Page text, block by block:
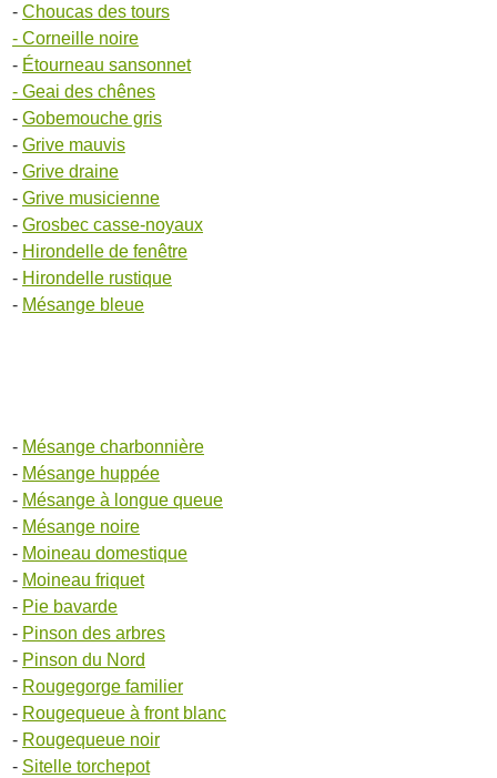
- Choucas des tours
- Corneille noire
- Étourneau sansonnet
- Geai des chênes
- Gobemouche gris
- Grive mauvis
- Grive draine
- Grive musicienne
- Grosbec casse-noyaux
- Hirondelle de fenêtre
- Hirondelle rustique
- Mésange bleue
- Mésange charbonnière
- Mésange huppée
- Mésange à longue queue
- Mésange noire
- Moineau domestique
- Moineau friquet
- Pie bavarde
- Pinson des arbres
- Pinson du Nord
- Rougegorge familier
- Rougequeue à front blanc
- Rougequeue noir
- Sitelle torchepot